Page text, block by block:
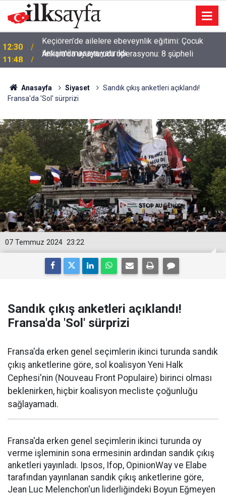
11:48
Ankara’da uyuşturucu operasyonu: 8 şüpheli
yakalandı
Anasayfa Siyaset
Sandık çıkış anketleri açıklandı!
Fransa'da 'Sol' sürprizi
23:22
07 Temmuz 2024
Sandık çıkış anketleri açıklandı!
Fransa'da 'Sol' sürprizi
Fransa'da erken genel seçimlerin ikinci turunda sandık
çıkış anketlerine göre, sol koalisyon Yeni Halk
Cephesi'nin (Nouveau Front Populaire) birinci olması
beklenirken, hiçbir koalisyon mecliste çoğunluğu
sağlayamadı.
Fransa'da erken genel seçimlerin ikinci turunda oy
verme işleminin sona ermesinin ardından sandık çıkış
anketleri yayınladı. Ipsos, Ifop, OpinionWay ve Elabe
tarafından yayınlanan sandık çıkış anketlerine göre,
Jean Luc Melenchon'un liderliğindeki Boyun Eğmeyen